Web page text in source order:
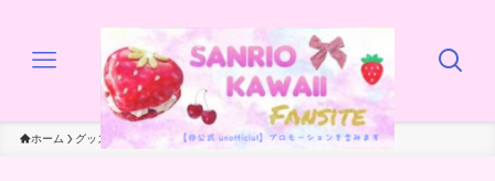
ホーム グッズ ファッション小物アクセサリー